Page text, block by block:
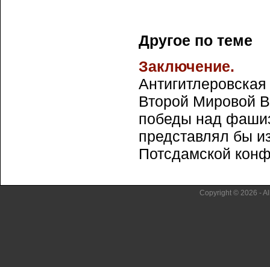
Другое по теме
Заключение.
Второй Мировой
победы над
представлял бы
Потсдамской
Copyright © 2026 -